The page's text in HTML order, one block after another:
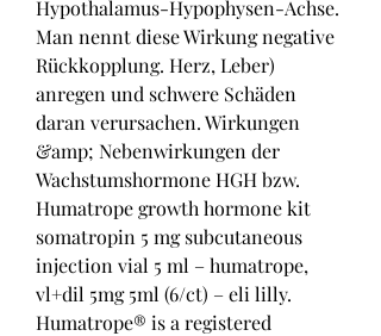
Hypothalamus-Hypophysen-Achse.
Man nennt diese Wirkung negative
Rückkopplung. Herz, Leber)
anregen und schwere Schäden
daran verursachen. Wirkungen
&amp; Nebenwirkungen der
Wachstumshormone HGH bzw.
Humatrope growth hormone kit
somatropin 5 mg subcutaneous
injection vial 5 ml – humatrope,
vl+dil 5mg 5ml (6/ct) – eli lilly.
Humatrope® is a registered